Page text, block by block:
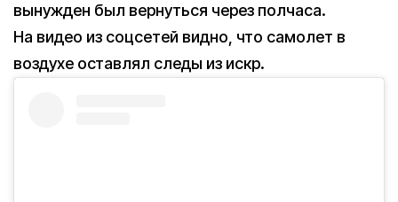
вынужден был вернуться через полчаса.
На видео из соцсетей видно, что самолет в
воздухе оставлял следы из искр.